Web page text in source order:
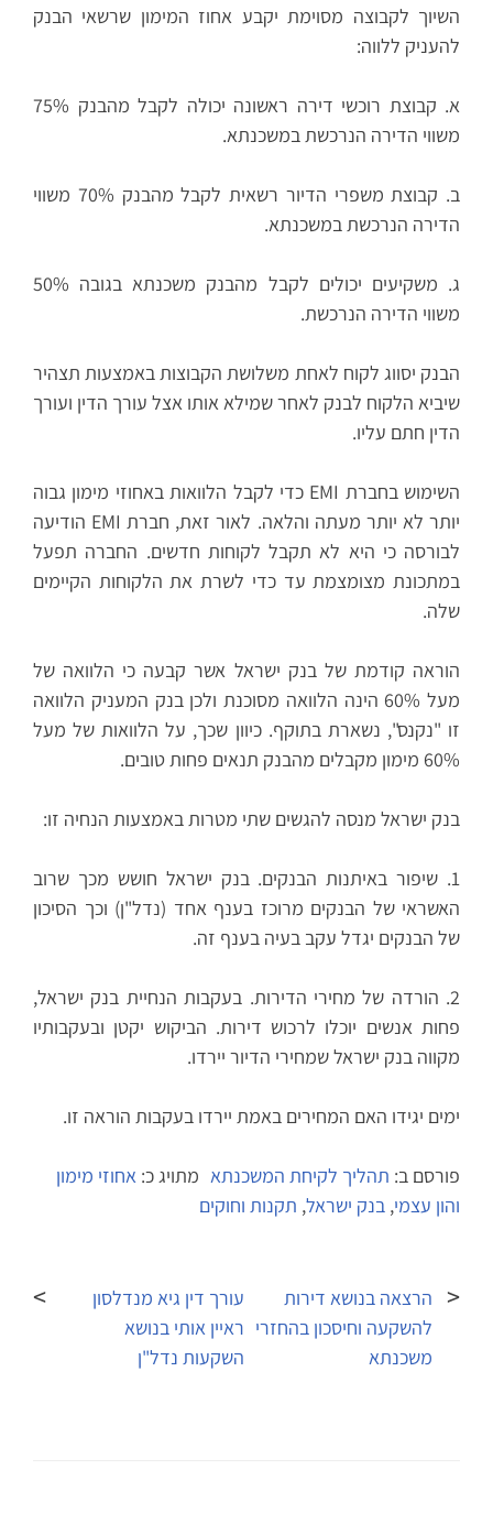
השיוך לקבוצה מסוימת יקבע אחוז המימון שרשאי הבנק
להעניק ללווה:
א. קבוצת רוכשי דירה ראשונה יכולה לקבל מהבנק 75%
משווי הדירה הנרכשת במשכנתא.
ב. קבוצת משפרי הדיור רשאית לקבל מהבנק 70% משווי
הדירה הנרכשת במשכנתא.
ג. משקיעים יכולים לקבל מהבנק משכנתא בגובה 50%
משווי הדירה הנרכשת.
הבנק יסווג לקוח לאחת משלושת הקבוצות באמצעות תצהיר
שיביא הלקוח לבנק לאחר שמילא אותו אצל עורך הדין ועורך
הדין חתם עליו.
השימוש בחברת EMI כדי לקבל הלוואות באחוזי מימון גבוה
יותר לא יותר מעתה והלאה. לאור זאת, חברת EMI הודיעה
לבורסה כי היא לא תקבל לקוחות חדשים. החברה תפעל
במתכונת מצומצמת עד כדי לשרת את הלקוחות הקיימים
שלה.
הוראה קודמת של בנק ישראל אשר קבעה כי הלוואה של
מעל 60% הינה הלוואה מסוכנת ולכן בנק המעניק הלוואה
זו "נקנס", נשארת בתוקף. כיוון שכך, על הלוואות של מעל
60% מימון מקבלים מהבנק תנאים פחות טובים.
בנק ישראל מנסה להגשים שתי מטרות באמצעות הנחיה זו:
1. שיפור באיתנות הבנקים. בנק ישראל חושש מכך שרוב
האשראי של הבנקים מרוכז בענף אחד (נדל"ן) וכך הסיכון
של הבנקים יגדל עקב בעיה בענף זה.
2. הורדה של מחירי הדירות. בעקבות הנחיית בנק ישראל,
פחות אנשים יוכלו לרכוש דירות. הביקוש יקטן ובעקבותיו
מקווה בנק ישראל שמחירי הדיור יירדו.
ימים יגידו האם המחירים באמת יירדו בעקבות הוראה זו.
פורסם ב: תהליך לקיחת המשכנתא מתויג כ: אחוזי מימון
והון עצמי, בנק ישראל, תקנות וחוקים
הרצאה בנושא דירות
להשקעה וחיסכון בהחזרי
משכנתא
עורך דין גיא מנדלסון
ראיין אותי בנושא
השקעות נדל"ן